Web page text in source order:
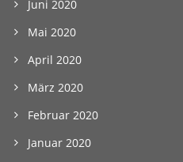
Juni 2020
Mai 2020
April 2020
März 2020
Februar 2020
Januar 2020